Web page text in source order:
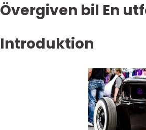
Övergiven bil En
Introduktion